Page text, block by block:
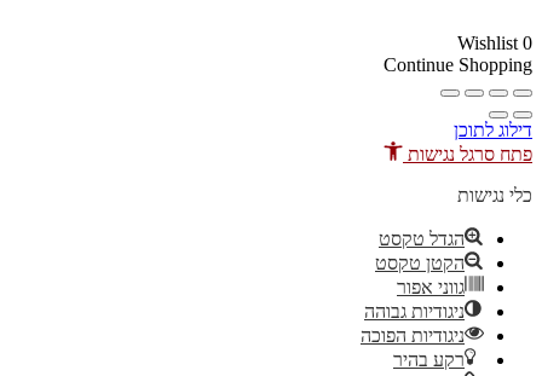
Wishlist 0
Continue Shopping
דילוג לתוכן
פתח סרגל נגישות
כלי נגישות
הגדל טקסט
הקטן טקסט
גווני אפור
ניגודיות גבוהה
ניגודיות הפוכה
רקע בהיר